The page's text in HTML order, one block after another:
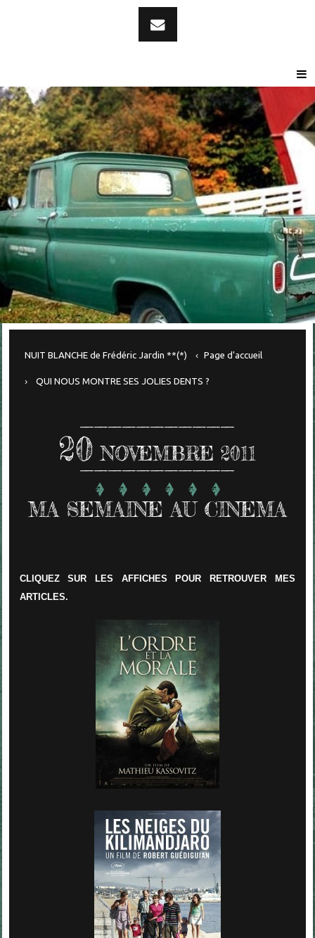
NUIT BLANCHE de Frédéric Jardin **(*) Page d'accueil
QUI NOUS MONTRE SES JOLIES DENTS ?
20 NOVEMBRE 2011
MA SEMAINE AU CINEMA
CLIQUEZ SUR LES AFFICHES POUR RETROUVER MES
ARTICLES.